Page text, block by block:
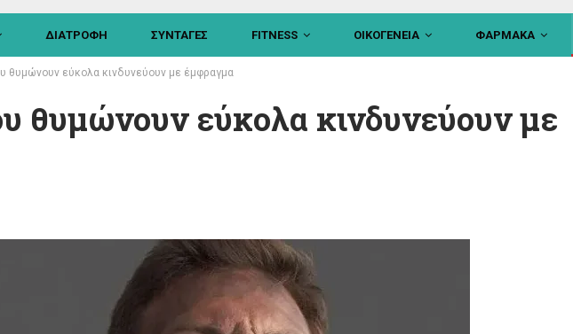
ΔΙΑΤΡΟΦΗ ΣΥΝΤΑΓΕΣ FITNESS ΟΙΚΟΓΕΝΕΙΑ ΦΑΡΜΑΚΑ
θυμώνουν εύκολα κινδυνεύουν με έμφραγμα
θυμώνουν εύκολα κινδυνεύουν με